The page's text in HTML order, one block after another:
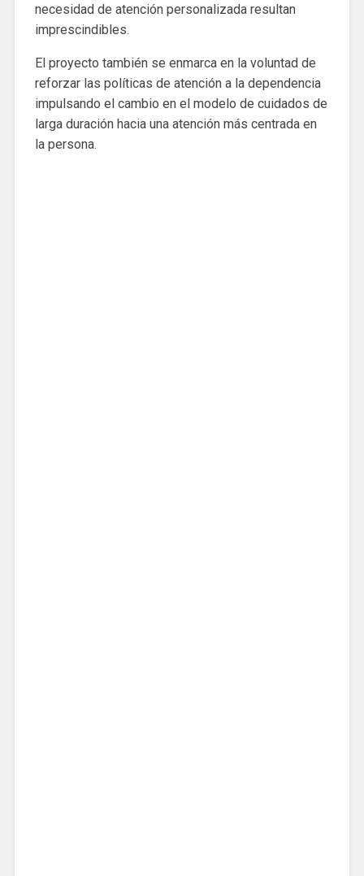
necesidad de atención personalizada resultan
imprescindibles.
El proyecto también se enmarca en la voluntad de
reforzar las políticas de atención a la dependencia
impulsando el cambio en el modelo de cuidados de
larga duración hacia una atención más centrada en
la persona.